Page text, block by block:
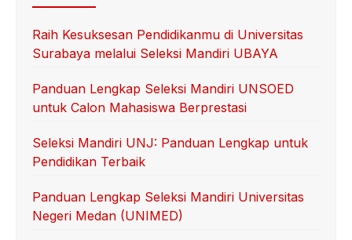
Raih Kesuksesan Pendidikanmu di Universitas
Surabaya melalui Seleksi Mandiri UBAYA
Panduan Lengkap Seleksi Mandiri UNSOED
untuk Calon Mahasiswa Berprestasi
Seleksi Mandiri UNJ: Panduan Lengkap untuk
Pendidikan Terbaik
Panduan Lengkap Seleksi Mandiri Universitas
Negeri Medan (UNIMED)